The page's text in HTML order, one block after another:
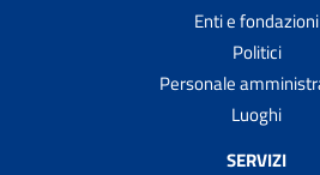
Enti e fondazioni
Politici
Personale
Luoghi
SERVIZI